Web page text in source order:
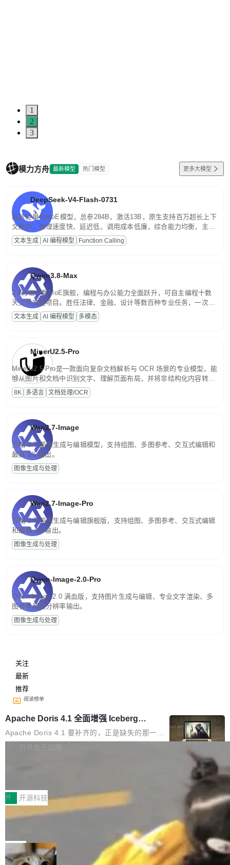
1
2
3
模力方舟 最新模型 热门模型 更多大模型
DeepSeek-V4-Flash-0731
高效轻量化MoE模型，总参284B，激活13B，原生支持百万超长上下
文能力。推理速度快、延迟低、调用成本低廉，综合能力均衡，主打
高并发、轻量化任务，适合日常对话、内容创作、基础 RAG、批量
文案处理等普惠刚需场景。
文本生成 AI 编程模型 Function Calling
Qwen3.8-Max
2.4万亿参数MoE旗舰，编程与办公能力全面跃升，可自主编程十数
天交付完整项目。胜任法律、金融、设计等数百种专业任务，一次对
话端到端交付生产级成果。原生视觉理解贯穿规划、执行与验证全流
程，支持超长文档与长视频的深度语义解析。长程任务中自主规划与
文本生成 AI 编程模型 多模态
MinerU2.5-Pro
MinerU2.5-Pro是一款面向复杂文档解析与 OCR 场景的专业模型，能
够从图片和文档中识别文字、理解页面布局，并将非结构化内容转换
为便于存储、检索和二次处理的结构化结果。
8K 多语言 文档处理/OCR
Wan2.7-Image
万相 2.7 图像生成与编辑模型，支持组图、多图参考、交互式编辑和
最高 2K 输出。
图像生成与处理
Wan2.7-Image-Pro
万相 2.7 图像生成与编辑旗舰版，支持组图、多图参考、交互式编辑
和最高 4K 输出。
图像生成与处理
Qwen-Image-2.0-Pro
Qwen-Image-2.0 满血版，支持图片生成与编辑、专业文字渲染、多
图参考和高分辨率输出。
图像生成与处理
关注
最新
推荐
阅读榜单
Apache Doris 4.1 全面增强 Iceberg：
支持 UPDATE、MERGE INTO 与 Iceb
erg V3
Apache Doris 4.1 要补齐的，正是缺失的那一
半。在已有查询能力的基础上，Doris 进一步支
常维护操作，并完整支持 Iceberg V3 格式。
白开水不加糖
村国家自主创新示范区会议中心开幕。本届大会
由中关村智联软件服务业质量创新联盟主办，以
“智构可信·质创未来——AI原生时代的质量新范
式”为主题，直面AI从实验室走向规模化产业落地
的核心质量命题。会上，《2026智能研发生产力
工具选型手册》发布，Testin云测的Testin XAge
开 开源科技
让非法状态不可表示：一篇关于 ADT
有一种东西，一旦用过就回不去了。Alex Fedos
eev 管它叫"软件设计的基石"。 他说的东西不新
鲜——代数数据类型（ADT），尤其是和类型
局